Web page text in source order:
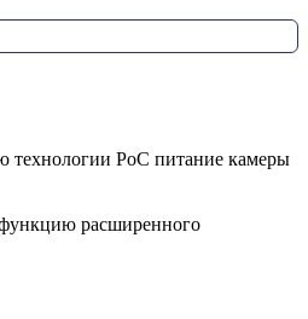
технологии PoC питание камеры
функцию расширенного